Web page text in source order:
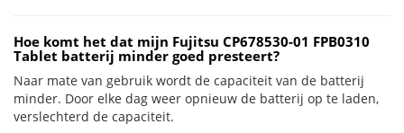
Hoe komt het dat mijn Fujitsu CP678530-01 FPB0310
Tablet batterij minder goed presteert?
Naar mate van gebruik wordt de capaciteit van de batterij
minder. Door elke dag weer opnieuw de batterij op te laden,
verslechterd de capaciteit.